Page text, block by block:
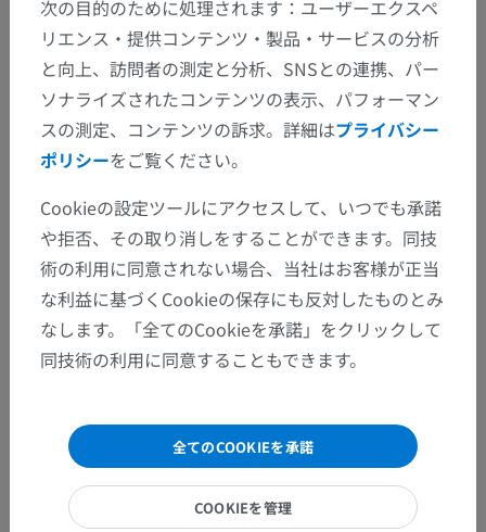
次の目的のために処理されます：ユーザーエクスペ
リエンス・提供コンテンツ・製品・サービスの分析
と向上、訪問者の測定と分析、SNSとの連携、パー
ソナライズされたコンテンツの表示、パフォーマン
スの測定、コンテンツの訴求。詳細はプライバシー
ポリシーをご覧ください。
Cookieの設定ツールにアクセスして、いつでも承諾
や拒否、その取り消しをすることができます。同技
術の利用に同意されない場合、当社はお客様が正当
な利益に基づくCookieの保存にも反対したものとみ
なします。「全てのCookieを承諾」をクリックして
同技術の利用に同意することもできます。
全てのCOOKIEを承諾
COOKIEを管理